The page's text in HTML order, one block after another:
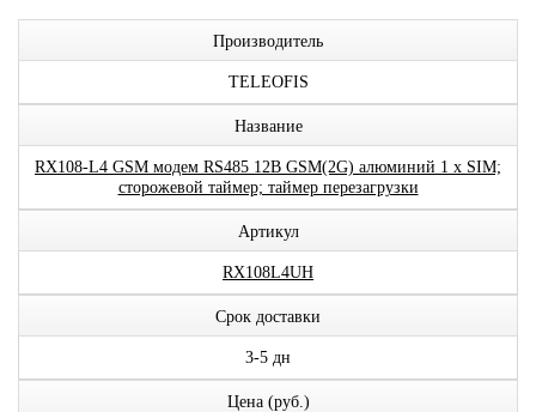
Производитель
TELEOFIS
Название
RX108-L4 GSM модем RS485 12В GSM(2G) алюминий 1 x SIM;
сторожевой таймер; таймер перезагрузки
Артикул
RX108L4UH
Срок доставки
3-5 дн
Цена (руб.)